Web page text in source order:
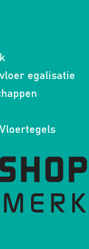
egalisatie